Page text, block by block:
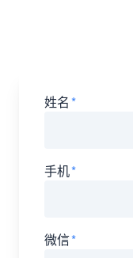
姓名
手机
微信